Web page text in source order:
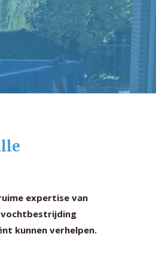
expertise van
vochtbestrijding
kunnen verhelpen.